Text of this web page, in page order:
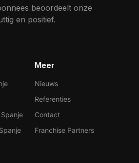
beoordeelt onze
en positief.
Meer
Nieuws
Referenties
Contact
Franchise Partners